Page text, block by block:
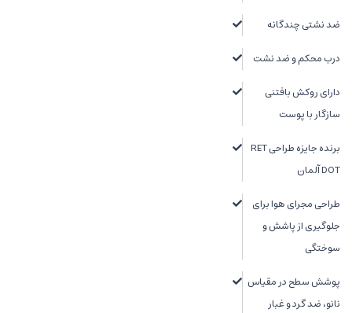
ضد نشتی چندگانه
درب محکم و ضد نشت
دارای روکش بافتنی
سازگار با پوست
برنده جایزه طراحی RET
DOT آلمان
طراحی مجرای هوا برای
جلوگیری از پاشش و
سوختگی
پوشش سطح در مقیاس
نانو، ضد گرد و غبار